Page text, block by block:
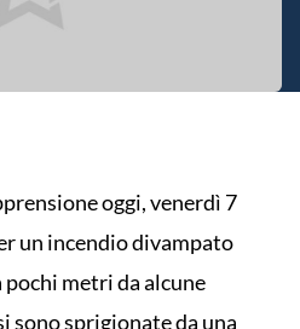
oggi, venerdì 7
un incendio divampato
pochi metri da alcune
sono sprigionate da una